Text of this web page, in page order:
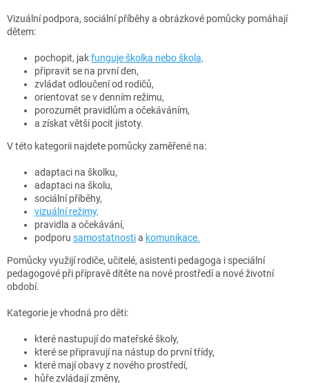
Vizuální podpora, sociální příběhy a obrázkové pomůcky pomáhají
dětem:
pochopit, jakfunguje školka nebo škola,
připravit se na první den,
zvládat odloučení od rodičů,
orientovat se v denním režimu,
porozumět pravidlům a očekáváním,
a získat větší pocit jistoty.
V této kategorii najdete pomůcky zaměřené na:
adaptaci na školku,
adaptaci na školu,
sociální příběhy,
vizuální režimy,
pravidla a očekávání,
podporu samostatnostia komunikace.
Pomůcky využijí rodiče, učitelé, asistenti pedagoga i speciální
pedagogové při přípravě dítěte na nové prostředí a nové životní
období.
Kategorie je vhodná pro děti:
které nastupují do mateřské školy,
které se připravují na nástup do první třídy,
které mají obavy z nového prostředí,
hůře zvládají změny,